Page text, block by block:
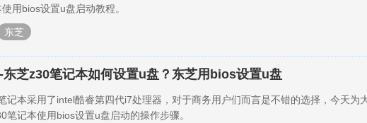
用bios设置u盘启动教程。
东芝
东芝z30笔记本如何设置u盘？东芝用bios设置u盘
记本采用了intel酷睿第四代i7处理器，对于商务用户们而言是不错的选择，今天为
笔记本使用bios设置u盘启动的操作步骤。